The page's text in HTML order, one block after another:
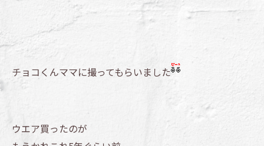
チョコくんママに撮ってもらいました
ウエア買ったのが